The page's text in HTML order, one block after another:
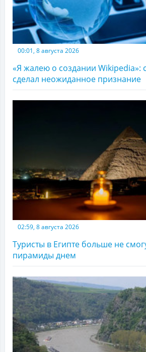
00:01, 8 августа 2026
«Я жалею о создании Wikipedia»:
сделал неожиданное признание
02:59, 8 августа 2026
Туристы в Египте больше не
пирамиды днем